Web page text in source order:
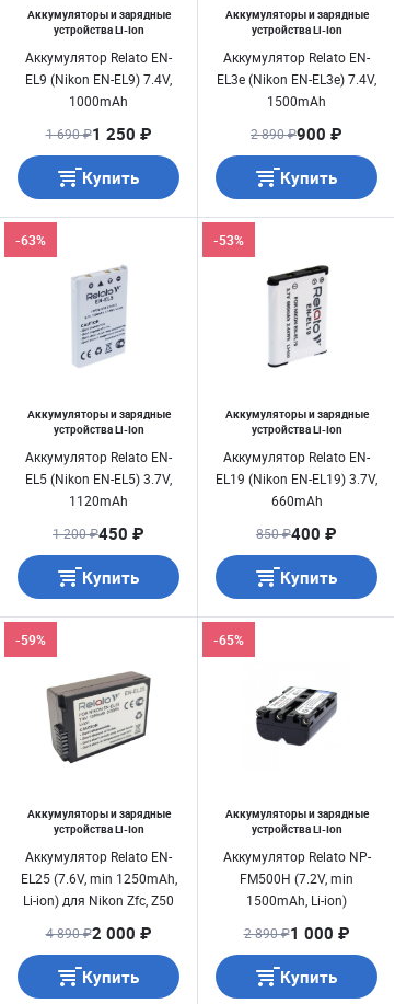
Аккумуляторы и зарядные
устройства Li-Ion
Аккумулятор Relato EN-
EL9 (Nikon EN-EL9) 7.4V,
1000mAh
1 690 ₽1 250 ₽
Купить
Аккумуляторы и зарядные
устройства Li-Ion
Аккумулятор Relato EN-
EL3e (Nikon EN-EL3e) 7.4V,
1500mAh
2 890 ₽900 ₽
Купить
Аккумуляторы и зарядные
устройства Li-Ion
Аккумулятор Relato EN-
EL5 (Nikon EN-EL5) 3.7V,
1120mAh
-63%
1 200 ₽450 ₽
Купить
Аккумуляторы и зарядные
устройства Li-Ion
Аккумулятор Relato EN-
EL19 (Nikon EN-EL19) 3.7V,
660mAh
-53%
850 ₽400 ₽
Купить
Аккумуляторы и зарядные
устройства Li-Ion
Аккумулятор Relato EN-
EL25 (7.6V, min 1250mAh,
Li-ion) для Nikon Zfc, Z50
-59%
4 890 ₽2 000 ₽
Купить
Аккумуляторы и зарядные
устройства Li-Ion
Аккумулятор Relato NP-
FM500H (7.2V, min
1500mAh, Li-ion)
-65%
2 890 ₽1 000 ₽
Купить